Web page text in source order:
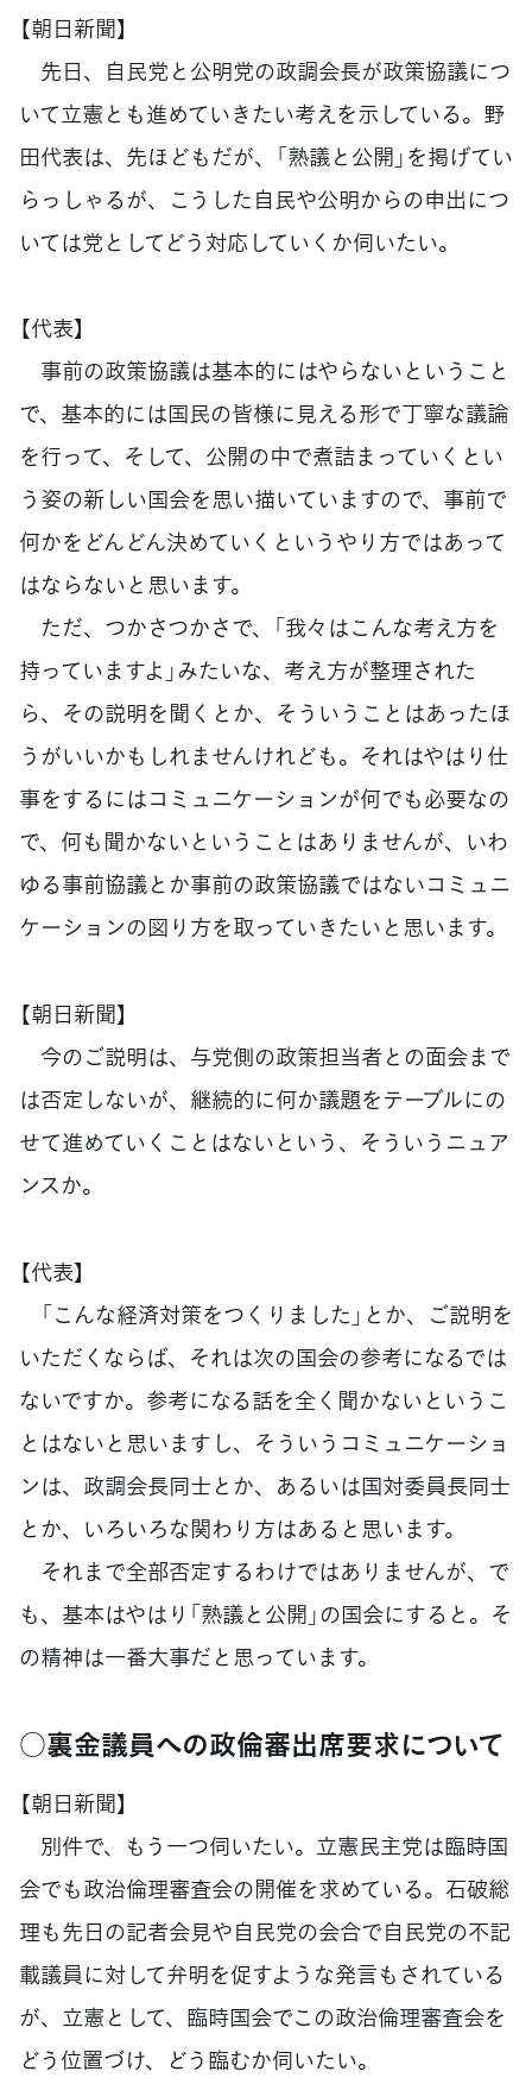
【朝日新聞】
先日、自民党と公明党の政調会長が政策協議につ
いて立憲とも進めていきたい考えを示している。野
田代表は、先ほどもだが、「熟議と公開」を掲げてい
らっしゃるが、こうした自民や公明からの申出につ
いては党としてどう対応していくか伺いたい。
【代表】
事前の政策協議は基本的にはやらないということ
で、基本的には国民の皆様に見える形で丁寧な議論
を行って、そして、公開の中で煮詰まっていくとい
う姿の新しい国会を思い描いていますので、事前で
何かをどんどん決めていくというやり方ではあって
はならないと思います。
ただ、つかさつかさで、「我々はこんな考え方を
持っていますよ」みたいな、考え方が整理された
ら、その説明を聞くとか、そういうことはあったほ
うがいいかもしれませんけれども。それはやはり仕
事をするにはコミュニケーションが何でも必要なの
で、何も聞かないということはありませんが、いわ
ゆる事前協議とか事前の政策協議ではないコミュニ
ケーションの図り方を取っていきたいと思います。
【朝日新聞】
今のご説明は、与党側の政策担当者との面会まで
は否定しないが、継続的に何か議題をテーブルにの
せて進めていくことはないという、そういうニュア
ンスか。
【代表】
「こんな経済対策をつくりました」とか、ご説明を
いただくならば、それは次の国会の参考になるでは
ないですか。参考になる話を全く聞かないというこ
とはないと思いますし、そういうコミュニケーショ
ンは、政調会長同士とか、あるいは国対委員長同士
とか、いろいろな関わり方はあると思います。
それまで全部否定するわけではありませんが、で
も、基本はやはり「熟議と公開」の国会にすると。そ
の精神は一番大事だと思っています。
○裏金議員への政倫審出席要求について
【朝日新聞】
別件で、もう一つ伺いたい。立憲民主党は臨時国
会でも政治倫理審査会の開催を求めている。石破総
理も先日の記者会見や自民党の会合で自民党の不記
載議員に対して弁明を促すような発言もされている
が、立憲として、臨時国会でこの政治倫理審査会を
どう位置づけ、どう臨むか伺いたい。